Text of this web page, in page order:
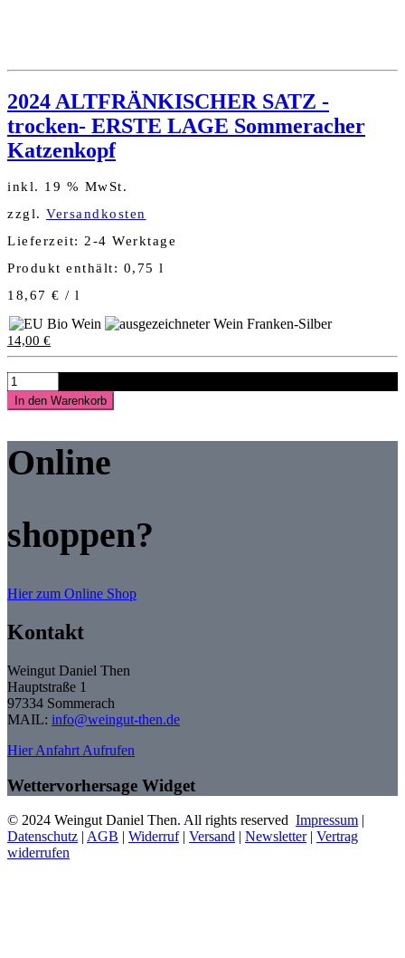
2024 ALTFRÄNKISCHER SATZ -
trocken- ERSTE LAGE Sommeracher
Katzenkopf
inkl. 19 % MwSt.
zzgl. Versandkosten
Lieferzeit: 2-4 Werktage
Produkt enthält: 0,75 l
18,67 € / l
14,00 €
2024
ALTFRÄNKISCHER
SATZ
trocken-
ERSTE
LAGE
Menge
In den Warenkorb
Online
shoppen?
Hier zum Online Shop
Kontakt
Weingut Daniel Then
Hauptstraße 1
97334 Sommerach
MAIL: info@weingut-then.de
Hier Anfahrt Aufrufen
Wettervorhersage Widget
© 2024 Weingut Daniel Then. All rights reserved Impressum |
Datenschutz | AGB | Widerruf| Versand | Newsletter| Vertrag
widerrufen